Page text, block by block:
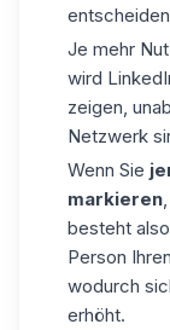
Je mehr
wird
zeigen,
Netzwerk
Wenn Sie
markieren
besteht
Person
wodurch
erhöht.